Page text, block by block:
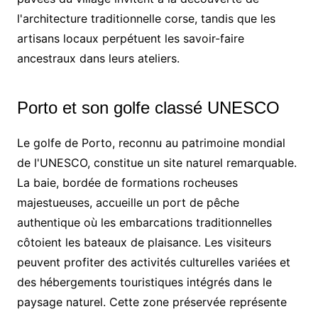
l'architecture traditionnelle corse, tandis que les
artisans locaux perpétuent les savoir-faire
ancestraux dans leurs ateliers.
Porto et son golfe classé UNESCO
Le golfe de Porto, reconnu au patrimoine mondial
de l'UNESCO, constitue un site naturel remarquable.
La baie, bordée de formations rocheuses
majestueuses, accueille un port de pêche
authentique où les embarcations traditionnelles
côtoient les bateaux de plaisance. Les visiteurs
peuvent profiter des activités culturelles variées et
des hébergements touristiques intégrés dans le
paysage naturel. Cette zone préservée représente